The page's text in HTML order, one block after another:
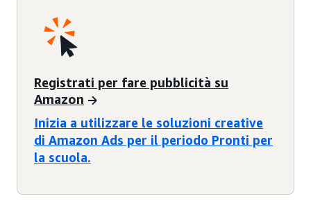
Registrati per fare pubblicità su
Amazon
Inizia a utilizzare le soluzioni creative
di Amazon Ads per il periodo Pronti per
la scuola.